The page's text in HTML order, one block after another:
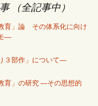
（全記事中）
育」論 その体系化に向け
―
３部作」について―
育」の研究 ―その思想的